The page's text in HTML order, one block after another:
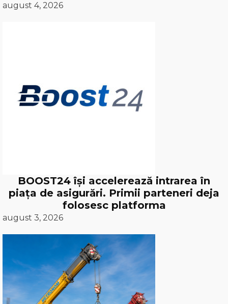
august 4, 2026
BOOST24 își accelerează intrarea în
piața de asigurări. Primii parteneri deja
folosesc platforma
august 3, 2026